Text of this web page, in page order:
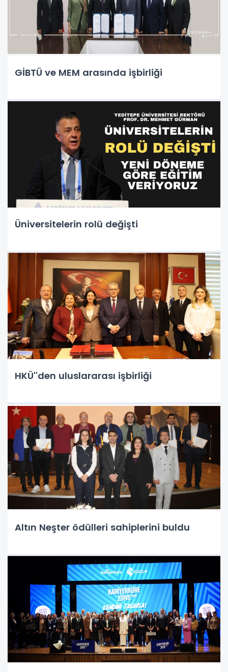
GİBTÜ ve MEM arasında işbirliği
Üniversitelerin rolü değişti
HKÜ''den uluslararası işbirliği
Altın Neşter ödülleri sahiplerini buldu